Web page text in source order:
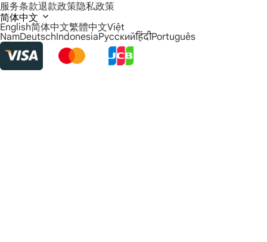
服务条款退款政策隐私政策
简体中文
English简体中文繁體中文Việt
NamDeutschIndonesiaРусскийहिंदीPortuguês